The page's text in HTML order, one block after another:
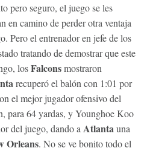
pero seguro, el juego se les
en camino de perder otra ventaja
Pero el entrenador en jefe de los
tratando de demostrar que este
losFalconsmostraron
recuperó el balón con 1:01 por
el mejor jugador ofensivo del
para 64 yardas, y Younghoe Koo
del juego, dando a Atlantauna
Orleans. No se ve bonito todo el